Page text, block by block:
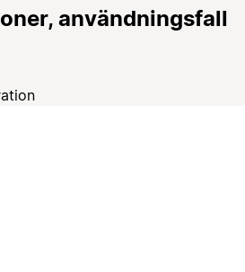
användningsfall